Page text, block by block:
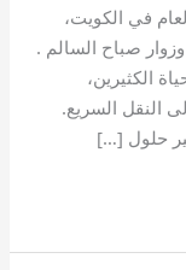
في الكويت،
صباح السالم .
الكثيرين،
النقل السريع.
حلول […]